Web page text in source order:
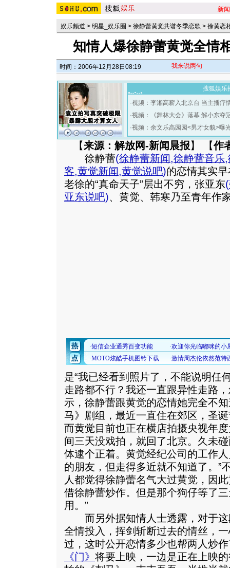
新闻
娱乐频道 > 明星_娱乐圈 > 徐静蕾黄觉共谱冬季恋歌 > 徐黄恋
知情人爆徐静蕾黄觉全情
时间：2006年12月28日08:19 我来说两句
搜狐娱乐
·视频：李湘高薪入北京台 当主播疗
·视频：《舞林大会》落幕 解小东夺
·视频：余文乐高园园<男才女貌>曝
【来源：解放网-新闻晨报】 【作
徐静蕾(徐静蕾新闻,徐静蕾音乐,
客,黄觉新闻,黄觉说吧)的恋情其实
老徐的“真命天子”层出不穷，张亚东(
亚东说吧)、黄觉、韩寒乃至青年作
是“我已经看到照片了，不能说明任
走路都不行？我还一直跟异性走路
示，徐静蕾跟黄觉的恋情她完全不
马》剧组，最近一直住在郊区，圣
而黄觉目前也正在横店拍摄央视年
间三天没戏拍，就回了北京。久未
体逮个正着。黄觉经纪公司的工作
的朋友，但走得多近就不知道了。”
人都觉得徐静蕾名气大过黄觉，因
借徐静蕾炒作。但是那个狗仔等了
用。”
而另外据知情人士透露，对于这
全情投入，挥剑斩断过去的情丝，
过，这时公开恋情多少也帮两人炒
《门》 将要上映，一边是正在上映